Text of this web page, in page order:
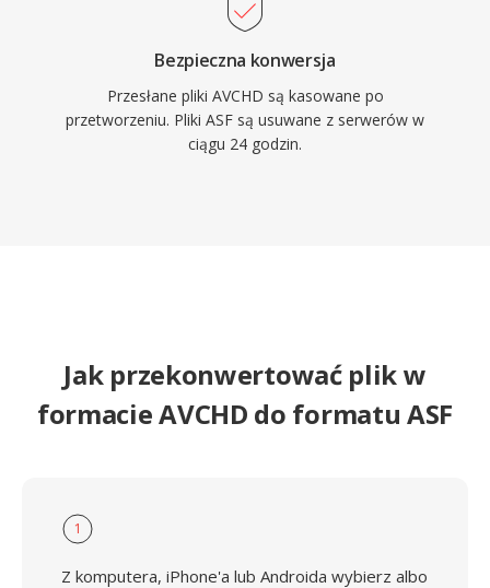
Bezpieczna konwersja
Przesłane pliki AVCHD są kasowane po
przetworzeniu. Pliki ASF są usuwane z serwerów w
ciągu 24 godzin.
Jak przekonwertować plik w
formacie AVCHD do formatu ASF
1
Z komputera, iPhone'a lub Androida wybierz albo